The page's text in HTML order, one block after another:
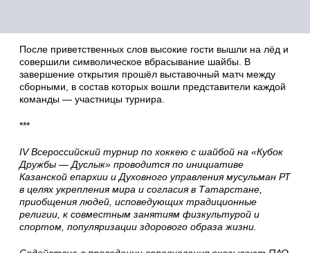
После приветственных слов высокие гости вышли на лёд и
совершили символическое вбрасывание шайбы. В
завершение открытия прошёл выставочный матч между
сборными, в состав которых вошли представители каждой
команды — участницы турнира.
***
IV Всероссийский турнир по хоккею с шайбой на «Кубок
Дружбы — Дуслык» проводится по инициативе
Казанской епархии и Духовного управления мусульман РТ
в целях укрепления мира и согласия в Татарстане,
приобщения людей, исповедующих традиционные
религии, к совместным занятиям физкультурой и
спортом, популяризации здорового образа жизни.